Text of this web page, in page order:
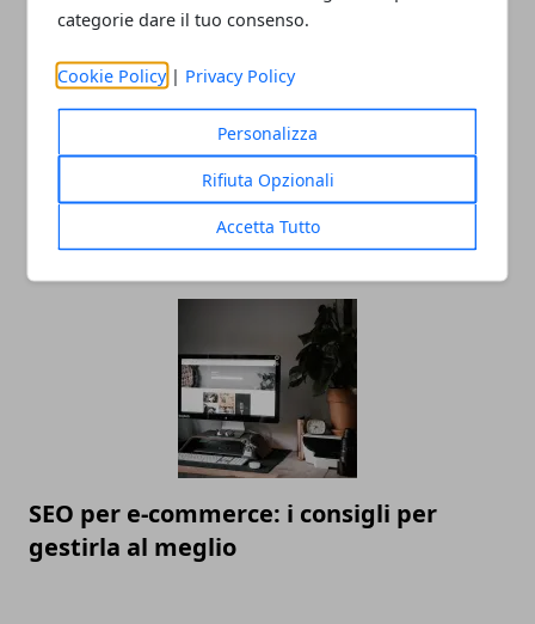
categorie dare il tuo consenso.
Cookie Policy | Privacy Policy
Personalizza
Rifiuta Opzionali
Accetta Tutto
Linea di moda: gli errori da non fare
prima del lancio
SEO per e-commerce: i consigli per
gestirla al meglio